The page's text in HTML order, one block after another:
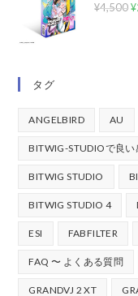
¥4,500 ¥
タグ
ANGELBIRD AU
BITWIG-STUDIOで良い
BITWIG STUDIO
BITWIG STUDIO 4
ESI FABFILTER
FAQ 〜 よくある質問
GRANDVJ 2 XT